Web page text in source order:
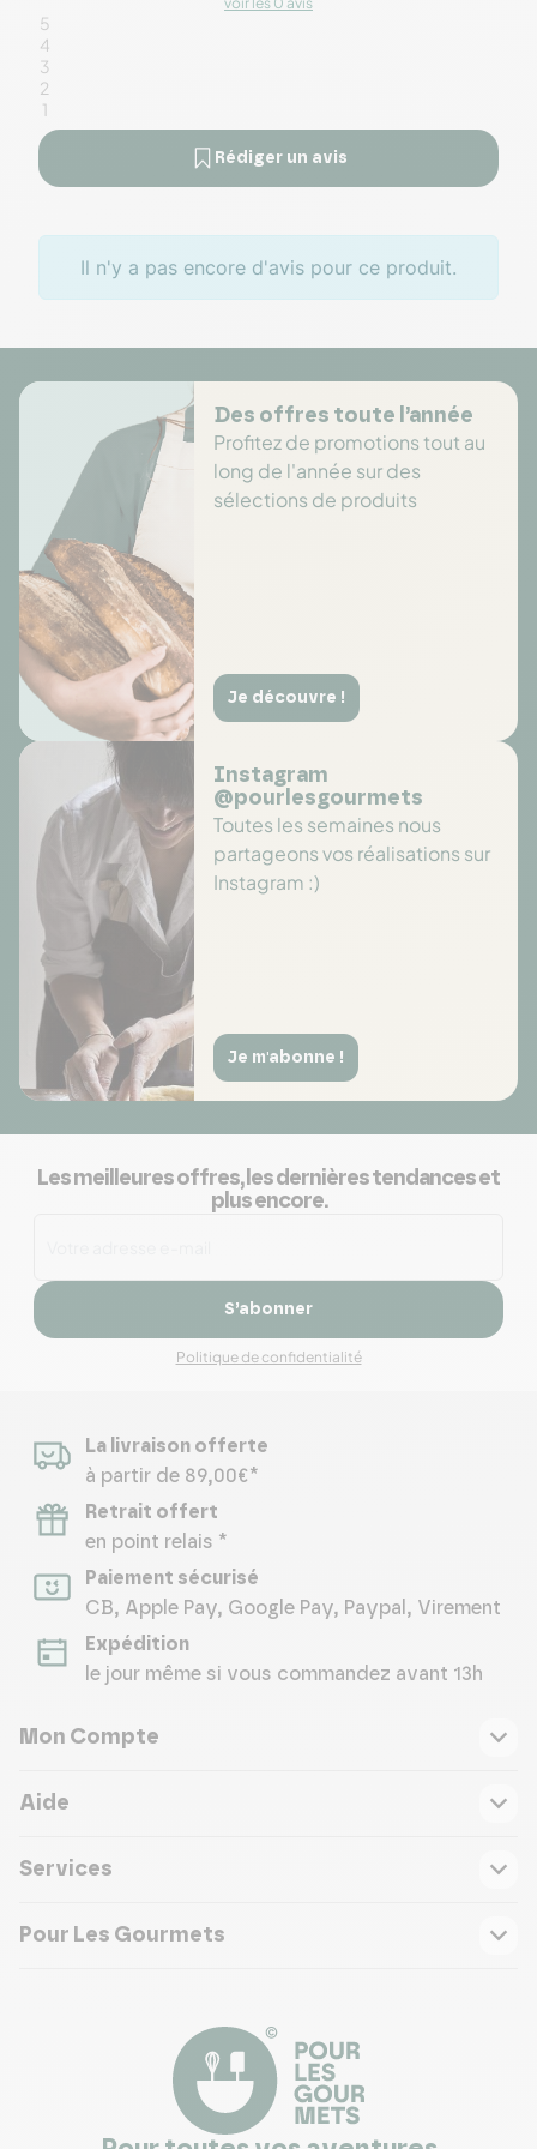
5
4
3
2
1
Rédiger un avis
Il n'y a pas encore d'avis pour ce produit.
Des offres toute l’année
Profitez de promotions tout au
long de l'année sur des
sélections de produits
Je découvre !
Instagram
@pourlesgourmets
Toutes les semaines nous
partageons vos réalisations sur
Instagram :)
Je m'abonne !
Les meilleures offres, les dernières tendances et
plus encore.
S’abonner
Politique de confidentialité
La livraison offerte
à partir de 89,00€*
Retrait offert
en point relais *
Paiement sécurisé
CB, Apple Pay, Google Pay, Paypal, Virement
Expédition
le jour même si vous commandez avant 13h
Mon Compte
Aide
Services
Pour Les Gourmets